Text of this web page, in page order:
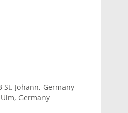
Johann, Germany
Germany